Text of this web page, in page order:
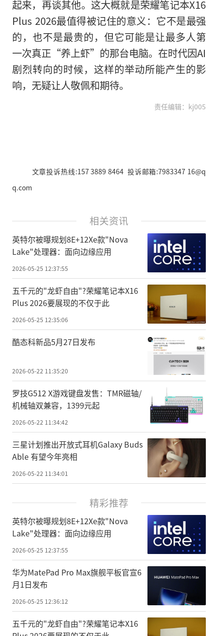
起来，再谈其他。这大概就是荣耀笔记本X16
Plus 2026最值得被记住的意义：它不是最强
的，也不是最贵的，但它可能是让最多人第
一次真正“养上虾”的那台电脑。在时代因AI
剧烈转向的时候，这样的举动所能产生的影
响，无疑让人敬佩和期待。
责任编辑：kj005
文章投诉热线:157 3889 8464 投诉邮箱:7983347 16@q
q.com
相关资讯
英特尔被曝规划8E+12Xe款"Nova
Lake"处理器：面向边缘应用
2026-05-25 12:37:55
五千元的"龙虾自由"?荣耀笔记本X16
Plus 2026要展现的不仅于此
2026-05-25 12:35:06
酷态科新品5月27日发布
2026-05-22 11:35:20
罗技G512 X游戏键盘发售：TMR磁轴/
机械轴双兼容，1399元起
2026-05-22 11:34:42
三星计划推出开放式耳机Galaxy Buds
Able 有望今年亮相
2026-05-22 11:34:01
精彩推荐
英特尔被曝规划8E+12Xe款"Nova
Lake"处理器：面向边缘应用
2026-05-25 12:37:55
华为MatePad Pro Max旗舰平板官宣6
月1日发布
2026-05-25 12:36:12
五千元的"龙虾自由"?荣耀笔记本X16